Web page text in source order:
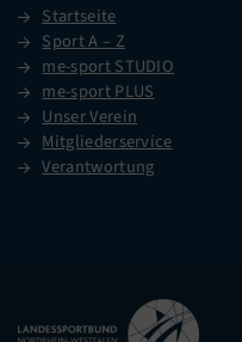
Startseite
Sport A – Z
me-sport STUDIO
me-sport PLUS
Unser Verein
Mitgliederservice
Verantwortung